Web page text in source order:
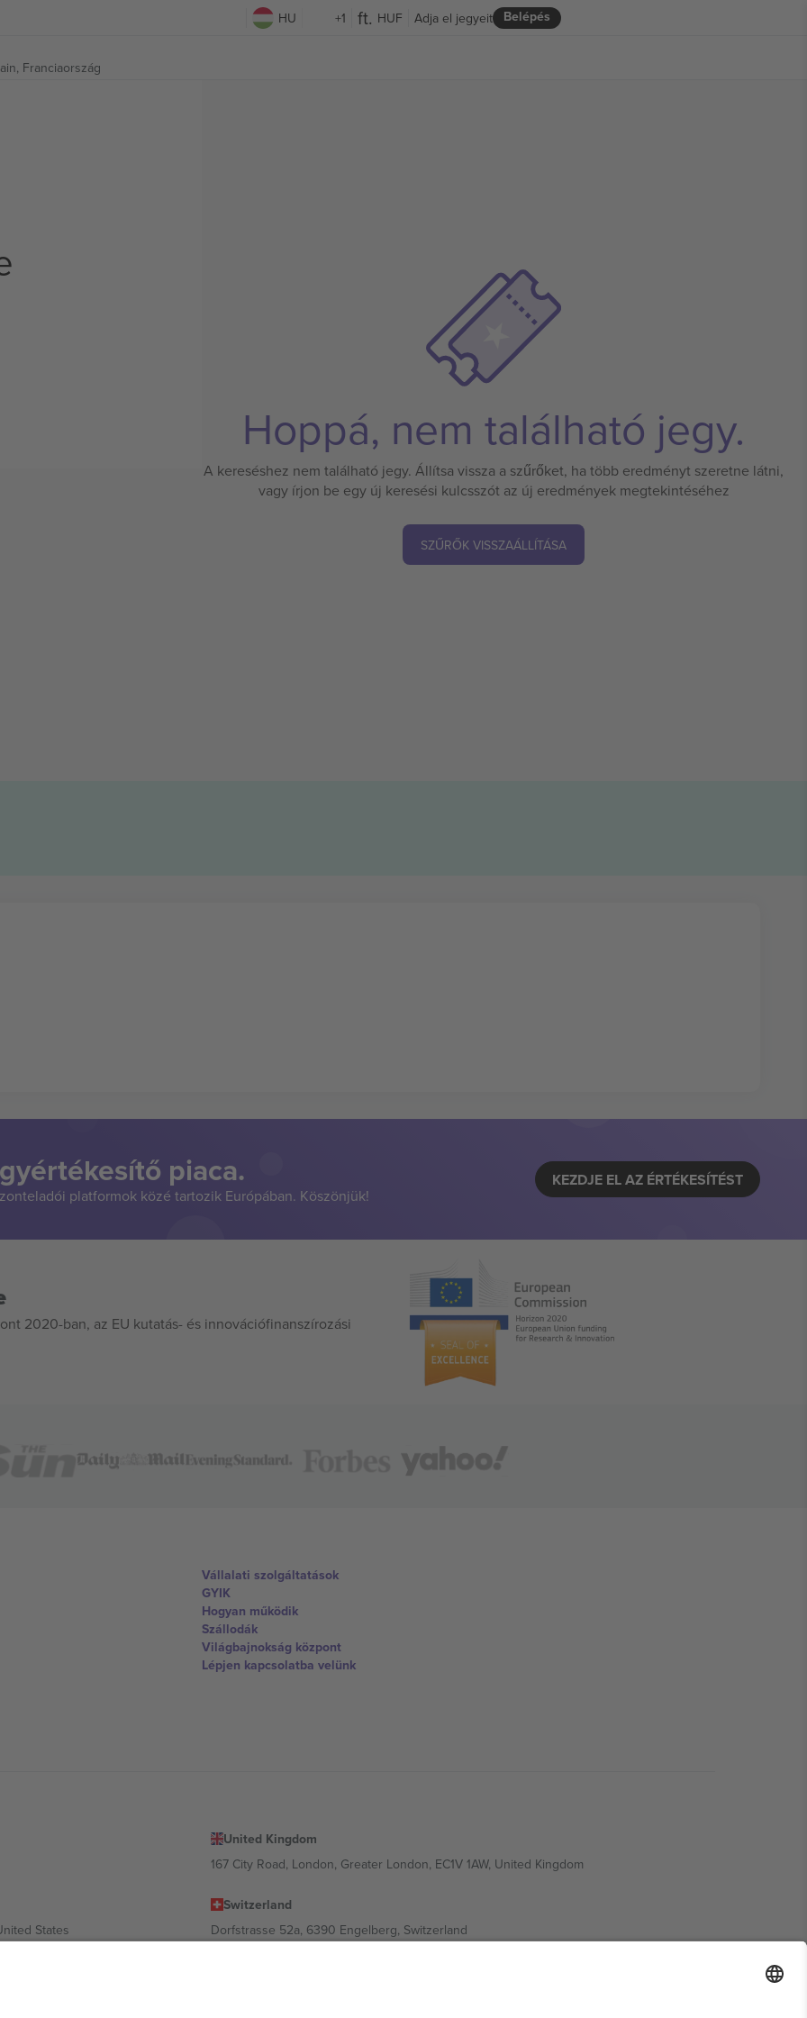
HU +1 HUF Belépés
Adja el jegyeit
Franciaország
Hoppá, nem található jegy.
A kereséshez nem található jegy. Állítsa vissza a szűrőket, ha több eredményt szeretne látni,
vagy írjon be egy új keresési kulcsszót az új eredmények megtekintéséhez
SZŰRŐK VISSZAÁLLÍTÁSA
piaca.
platformok közé tartozik Európában. Köszönjük!
KEZDJE EL AZ ÉRTÉKESÍTÉST
2020-ban, az EU kutatás- és innovációfinanszírozási
Vállalati szolgáltatások
GYIK
Hogyan működik
Szállodák
Világbajnokság központ
Lépjen kapcsolatba velünk
United Kingdom
167 City Road, London, Greater London, EC1V 1AW, United Kingdom
States
Switzerland
Dorfstrasse 52a, 6390 Engelberg, Switzerland